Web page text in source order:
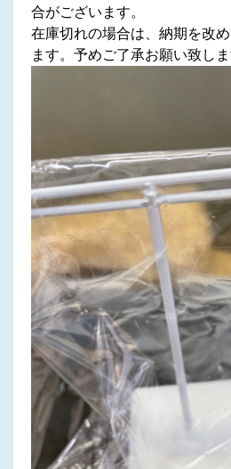
合がございます。
在庫切れの場合は、納期を改
ます。予めご了承お願い致しま